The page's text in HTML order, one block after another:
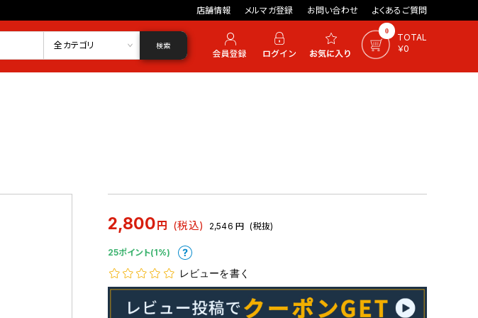
店舗情報 メルマガ登録 お問い合わせ よくあるご質問
0
TOTAL
￥0
全カテゴリ 検索
2,800円 (税込) 2,546 円 (税抜)
25ポイント(1%)
レビューを書く